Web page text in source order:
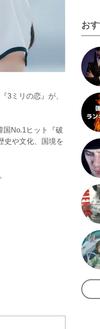
3ミリの恋』が、
国No.1ヒット『破
史や文化、国境を
お